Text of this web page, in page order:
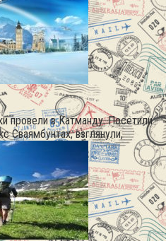
провели в Катманду. Посетили
Сваямбунтах, взглянули,